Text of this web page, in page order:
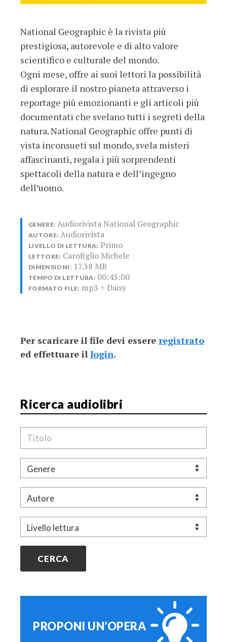
National Geographic è la rivista più
prestigiosa, autorevole e di alto valore
scientifico e culturale del mondo.
Ogni mese, offre ai suoi lettori la possibilità
di esplorare il nostro pianeta attraverso i
reportage più emozionanti e gli articoli più
documentati che svelano tutti i segreti della
natura. National Geographic offre punti di
vista inconsueti sul mondo, svela misteri
affascinanti, regala i più sorprendenti
spettacoli della natura e dell’ingegno
dell’uomo.
GENERE: Audiorivista National Geographic
AUTORE: Audiorivista
LIVELLO DI LETTURA: Primo
LETTORE: Carofiglio Michele
DIMENSIONI: 17.38 MB
TEMPO DI LETTURA: 00:43:00
FORMATO FILE: mp3 + Daisy
Per scaricare il file devi essere registrato
ed effettuare il login.
Ricerca audiolibri
PROPONI UN’OPERA